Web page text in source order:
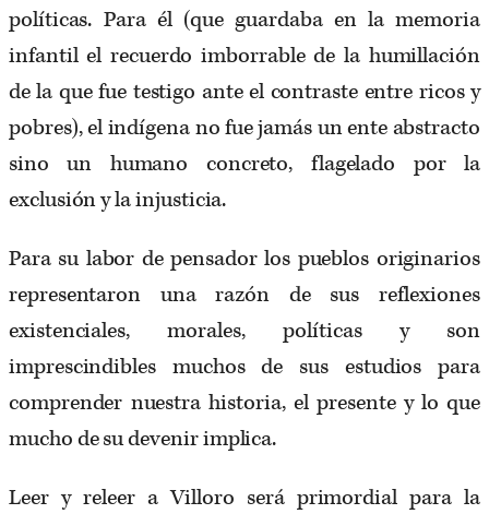
políticas. Para él (que guardaba en la memoria
infantil el recuerdo imborrable de la humillación
de la que fue testigo ante el contraste entre ricos y
pobres), el indígena no fue jamás un ente abstracto
sino un humano concreto, flagelado por la
exclusión y la injusticia.
Para su labor de pensador los pueblos originarios
representaron una razón de sus reflexiones
existenciales, morales, políticas y son
imprescindibles muchos de sus estudios para
comprender nuestra historia, el presente y lo que
mucho de su devenir implica.
Leer y releer a Villoro será primordial para la